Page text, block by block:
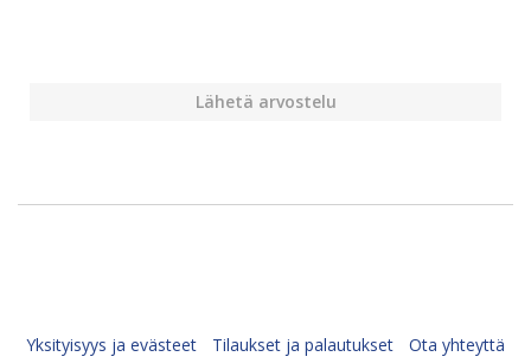
Lähetä arvostelu
Yksityisyys ja evästeet Tilaukset ja palautukset
Ota yhteyttä